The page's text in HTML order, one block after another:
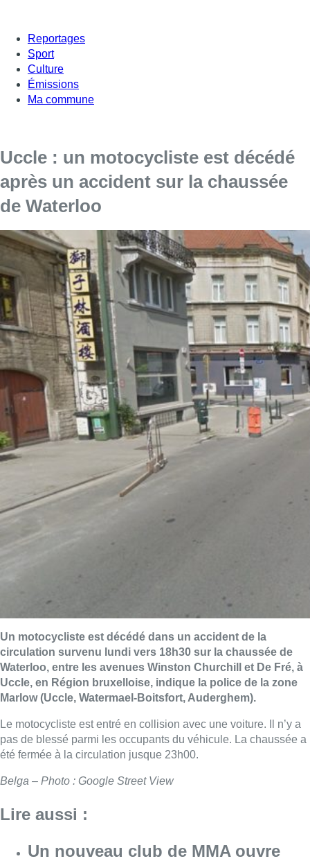
Reportages
Sport
Culture
Émissions
Ma commune
Uccle : un motocycliste est décédé
après un accident sur la chaussée
de Waterloo
Un motocycliste est décédé dans un accident de la
circulation survenu lundi vers 18h30 sur la chaussée de
Waterloo, entre les avenues Winston Churchill et De Fré, à
Uccle, en Région bruxelloise, indique la police de la zone
Marlow (Uccle, Watermael-Boitsfort, Auderghem).
Le motocycliste est entré en collision avec une voiture. Il n’y a
pas de blessé parmi les occupants du véhicule. La chaussée a
été fermée à la circulation jusque 23h00.
Belga – Photo : Google Street View
Lire aussi :
Un nouveau club de MMA ouvre